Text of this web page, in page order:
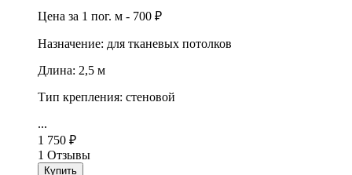
Цена за 1 пог. м - 700 ₽
Назначение: для тканевых потолков
Длина: 2,5 м
Тип крепления: стеновой
...
1 750 ₽
1 Отзывы